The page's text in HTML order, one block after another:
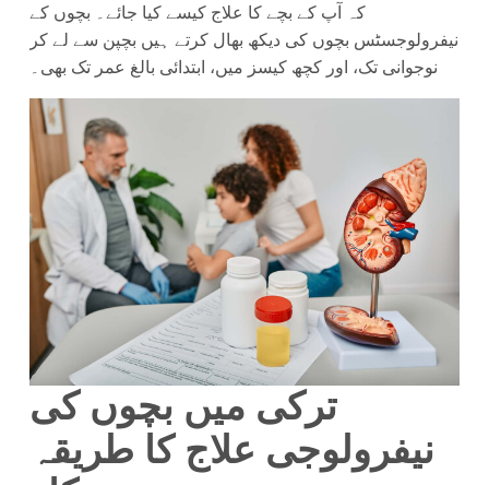
کہ آپ کے بچے کا علاج کیسے کیا جائے۔ بچوں کے
نیفرولوجسٹس بچوں کی دیکھ بھال کرتے ہیں بچپن سے لے کر
نوجوانی تک، اور کچھ کیسز میں، ابتدائی بالغ عمر تک بھی۔
ترکی میں بچوں کی
نیفرولوجی علاج کا طریقہ